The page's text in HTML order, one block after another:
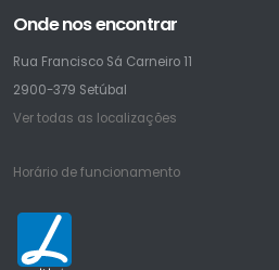
Onde nos encontrar
Rua Francisco Sá Carneiro 11
2900-379 Setúbal
Ver todas as localizações
Horário de funcionamento